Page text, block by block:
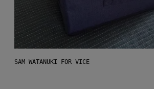
SAM WATANUKI FOR VICE